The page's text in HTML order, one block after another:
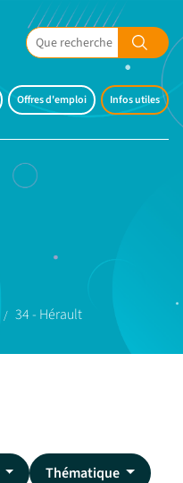
Offres d'emploi Infos utiles
34 - Hérault
Thématique